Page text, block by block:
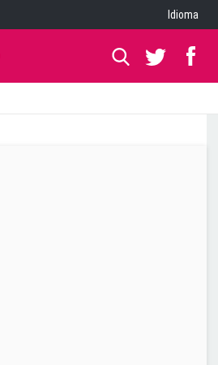
Idioma